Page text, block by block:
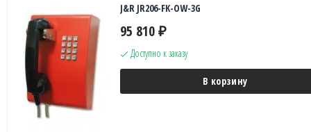
J&R JR206-FK-OW-3G
95 810 ₽
Доступно к заказу
В корзину